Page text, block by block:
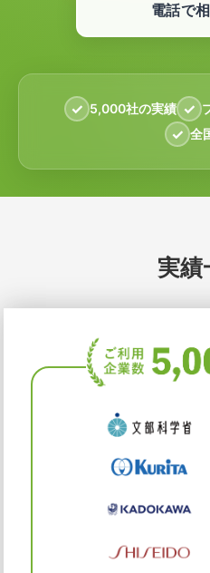
電話で
5,000社の実績
全
実績